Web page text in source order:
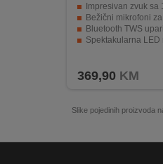
Impresivan zvuk sa
Bežični mikrofoni
Bluetooth TWS uparivanje
Spektakularna LED
369,90 KM
Slike pojedinih proizvoda